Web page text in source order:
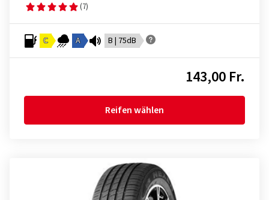
(7)
C A B | 75dB
143,00 Fr.
Reifen wählen